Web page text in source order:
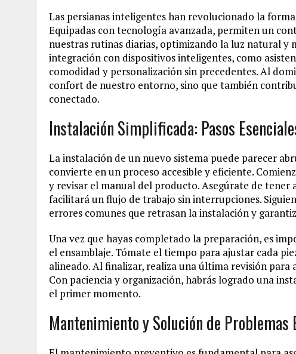
Las persianas inteligentes han revolucionado la
Equipadas con tecnología avanzada, permiten un
nuestras rutinas diarias, optimizando la luz natural y
integración con dispositivos inteligentes, como
comodidad y personalización sin precedentes. Al
confort de nuestro entorno, sino que también
conectado.
Instalación Simplificada: Pasos
La instalación de un nuevo sistema puede parecer
convierte en un proceso accesible y eficiente.
y revisar el manual del producto. Asegúrate de tener
facilitará un flujo de trabajo sin interrupciones.
errores comunes que retrasan la instalación y
Una vez que hayas completado la preparación, es
el ensamblaje. Tómate el tiempo para ajustar cada
alineado. Al finalizar, realiza una última revisión
Con paciencia y organización, habrás logrado una
el primer momento.
Mantenimiento y Solución de Problemas